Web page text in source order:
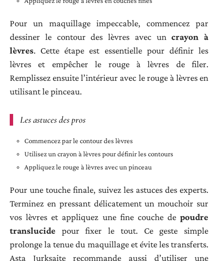
Pour un maquillage impeccable, commencez par
dessiner le contour des lèvres avec uncrayon à
lèvres. Cette étape est essentielle pour définir les
lèvres et empêcher le rouge à lèvres de filer.
Remplissez ensuite l’intérieur avec le rouge à lèvres en
utilisant le pinceau.
Les astuces des pros
Commencez par le contour des lèvres
Utilisez un crayon à lèvres pour définir les contours
Appliquez le rouge à lèvres avec un pinceau
Pour une touche finale, suivez les astuces des experts.
Terminez en pressant délicatement un mouchoir sur
vos lèvres et appliquez une fine couche de poudre
translucide pour fixer le tout. Ce geste simple
prolonge la tenue du maquillage et évite les transferts.
Asta Jurksaite recommande aussi d’utiliser une